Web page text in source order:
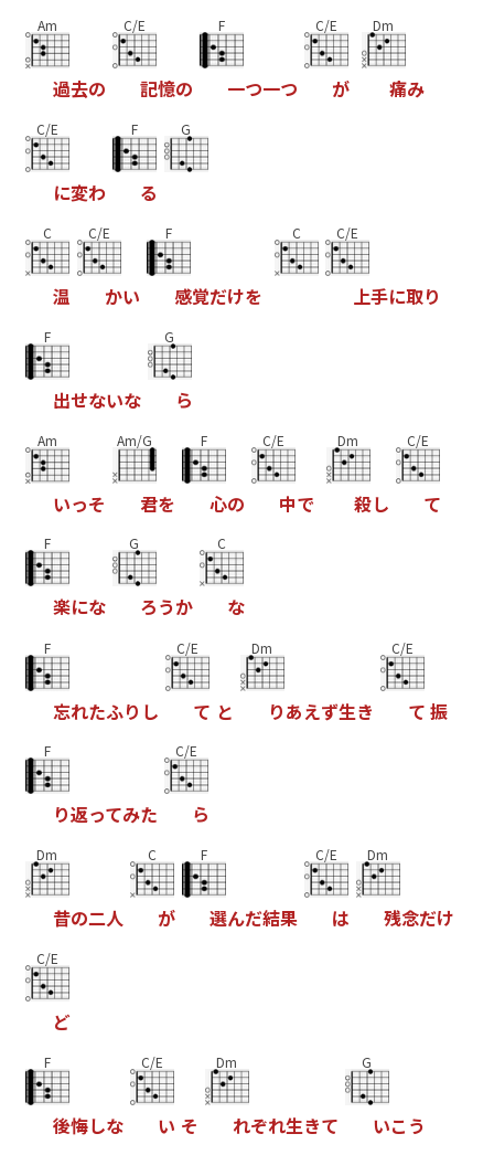
Am
過去の
C/E
記憶の
F
一つ一つ
C/E
が
Dm
痛み
C/E
に変わ
F
る
G
C
温
C/E
かい
F
感覚だけを
C C/E
上手に取り
F
出せないな
G
ら
Am
いっそ
Am/G
君を
F
心の
C/E
中で
Dm
殺し
C/E
て
F
楽にな
G
ろうか
C
な
F
忘れたふり し
C/E
て と
Dm
りあえず生き
C/E
て 振
F
り返ってみた
C/E
ら
Dm
昔の二人
C
が
F
選んだ結果
C/E
は
Dm
残念だけ
C/E
ど
F
後悔しな
C/E
い そ
Dm
れぞれ生きて
G
いこ う